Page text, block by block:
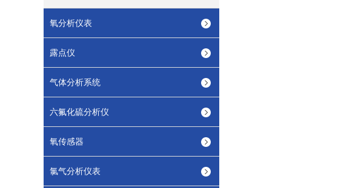
氧分析仪表
露点仪
气体分析系统
六氟化硫分析仪
氧传感器
氯气分析仪表